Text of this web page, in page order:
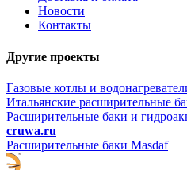
Новости
Контакты
Другие проекты
Газовые котлы и
Итальянские расширительные
Расширительные баки и
cruwa.ru
Расширительные баки Masdaf